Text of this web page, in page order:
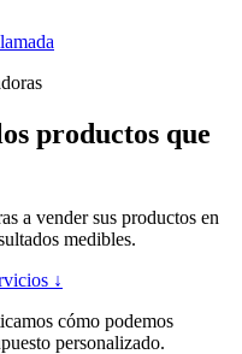
productos que
a vender sus productos en
medibles.
↓
cómo podemos
personalizado.